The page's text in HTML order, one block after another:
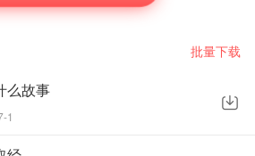
批量下载
么故事
1